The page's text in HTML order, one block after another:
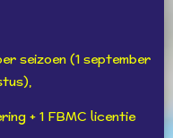
seizoen (1 september
+ 1 FBMC licentie